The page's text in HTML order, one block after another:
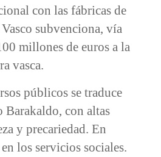
con las fábricas de
subvenciona, vía
millones de euros a la
vasca.
públicos se traduce
Barakaldo, con altas
y precariedad. En
los servicios sociales.